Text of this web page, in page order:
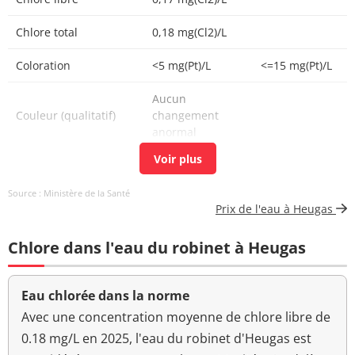
Chlore total 0,18 mg(Cl2)/L
Coloration <5 mg(Pt)/L <=15 mg(Pt)/L
Couleur (qualitatif)
Aucun
changement
anormal
0 n/(100mL)
<=200 µg/L
Bact. aér. revivifiables
à 22°-68h
0 n/mL
Bact. aér. revivifiables
à 36°-44h
Manganèse total <=50 µg/L
Source : Ministère de la Santé
Prix de l'eau à Heugas
Chlore dans l'eau du robinet à Heugas
Eau chlorée dans la norme
Avec une concentration moyenne de chlore libre de
0.18 mg/L en 2025, l'eau du robinet d'Heugas est